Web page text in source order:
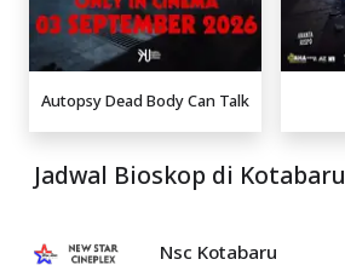
Autopsy Dead Body Can Talk
Jadwal Bioskop di Kotabaru
Nsc Kotabaru